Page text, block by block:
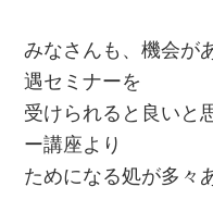
みなさんも、機会が
遇セミナーを
受けられると良いと
ー講座より
ためになる処が多々